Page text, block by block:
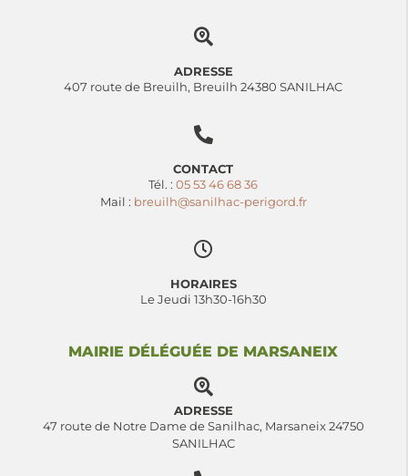
ADRESSE
407 route de Breuilh, Breuilh 24380 SANILHAC
CONTACT
Tél. : 05 53 46 68 36
Mail : breuilh@sanilhac-perigord.fr
HORAIRES
Le Jeudi 13h30-16h30
MAIRIE DÉLÉGUÉE DE MARSANEIX
ADRESSE
47 route de Notre Dame de Sanilhac, Marsaneix 24750
SANILHAC